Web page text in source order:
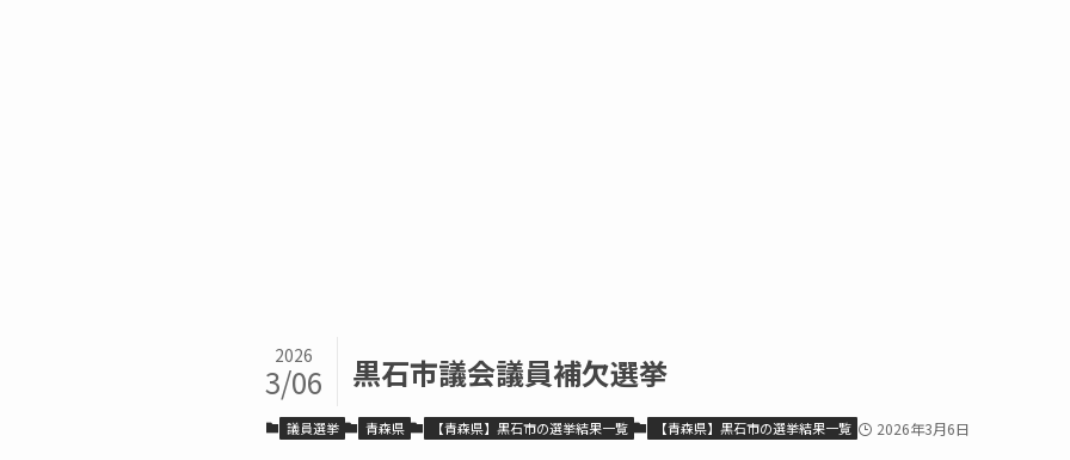
黒石市議会議員補欠選挙
2026
3/06
議員選挙 青森県 【青森県】黒石市の選挙結果一覧 【青森県】黒石市の選挙結果一覧 2026年3月6日